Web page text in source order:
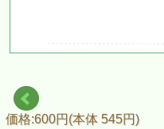
価格:600円(本体 545円)